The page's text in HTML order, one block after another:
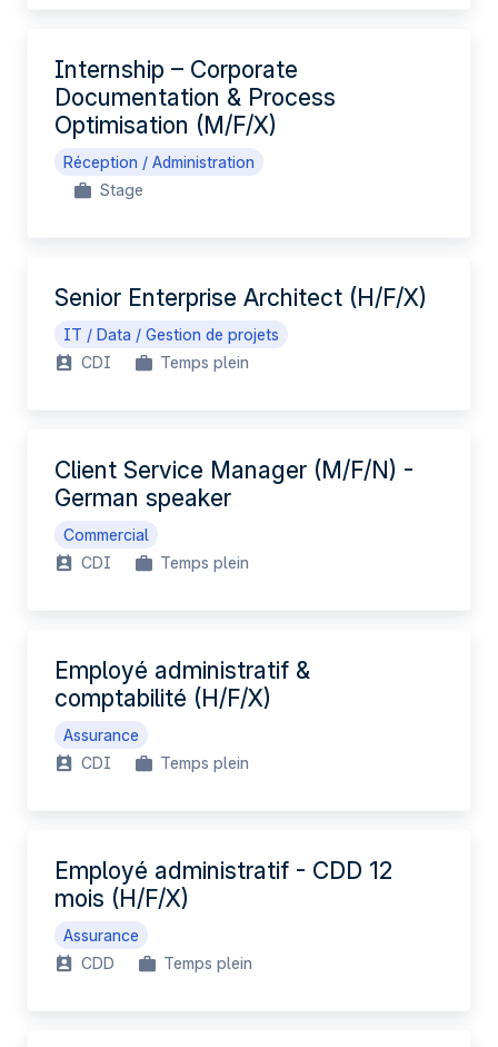
Internship – Corporate
Documentation & Process
Optimisation (M/F/X)
Réception / Administration
Stage
Senior Enterprise Architect (H/F/X)
IT / Data / Gestion de projets
CDI
Temps plein
Client Service Manager (M/F/N) -
German speaker
Commercial
CDI
Temps plein
Employé administratif &
comptabilité (H/F/X)
Assurance
CDI
Temps plein
Employé administratif - CDD 12
mois (H/F/X)
Assurance
CDD
Temps plein